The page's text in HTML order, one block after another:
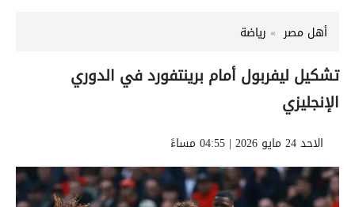
أهل مصر رياضة
تشكيل ليفربول أمام برينتفورد في الدوري
الإنجليزي
الاحد 24 مايو 2026 | 04:55 مساءً